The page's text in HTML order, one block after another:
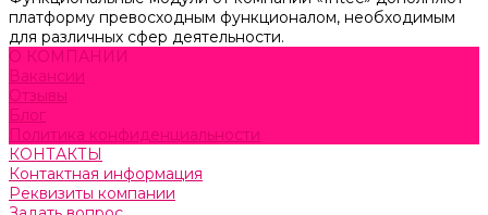
платформу превосходным функционалом, необходимым
для различных сфер деятельности.
О КОМПАНИИ
Вакансии
Отзывы
Блог
Политика конфиденциальности
КОНТАКТЫ
Контактная информация
Реквизиты компании